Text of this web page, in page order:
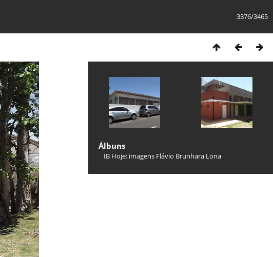
3376/3465
Álbuns
IB Hoje: imagens Flávio Brunhara Lona